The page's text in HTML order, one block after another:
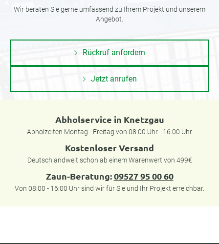
Wir beraten Sie gerne umfassend zu Ihrem Projekt und unserem
Angebot.
Rückruf anfordern
Jetzt anrufen
Abholservice in Knetzgau
Abholzeiten Montag - Freitag von 08:00 Uhr - 16:00 Uhr
Kostenloser Versand
Deutschlandweit schon ab einem Warenwert von 499€
Zaun-Beratung:09527 95 00 60
Von 08:00 - 16:00 Uhr sind wir für Sie und Ihr Projekt erreichbar.